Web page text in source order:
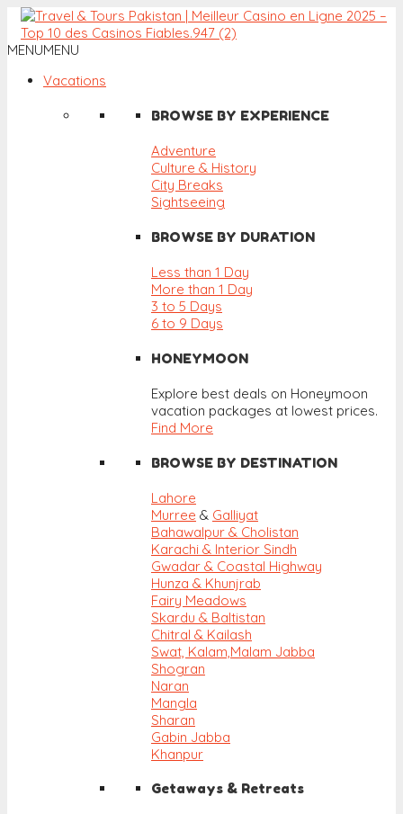
MENUMENU
Vacations
BROWSE BY EXPERIENCE
Adventure
Culture & History
City Breaks
Sightseeing
BROWSE BY DURATION
Less than 1 Day
More than 1 Day
3 to 5 Days
6 to 9 Days
HONEYMOON
Explore best deals on Honeymoon
vacation packages at lowest prices.
Find More
BROWSE BY DESTINATION
Lahore
Murree & Galliyat
Bahawalpur & Cholistan
Karachi & Interior Sindh
Gwadar & Coastal Highway
Hunza & Khunjrab
Fairy Meadows
Skardu & Baltistan
Chitral & Kailash
Swat, Kalam, Malam Jabba
Shogran
Naran
Mangla
Sharan
Gabin Jabba
Khanpur
Getaways & Retreats